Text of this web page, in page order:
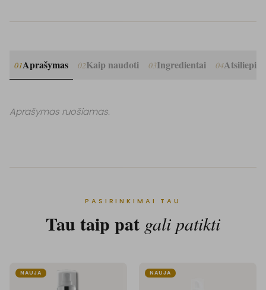
01Aprašymas 02Kaip naudoti 03Ingredientai 04
Aprašymas ruošiamas.
PASIRINKIMAI TAU
Tau taip pat gali patikti
NAUJA NAUJA